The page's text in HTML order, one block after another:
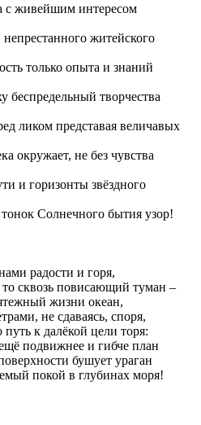
с живейшим интересом
житейского
только опыта и знаний
беспредельный творчества
ликом представая величавых
окружает, не без чувства
и горизонты звёздного
Солнечного бытия узор!
радости и горя,
то сквозь повисающий туман –
жизни океан,
не сдаваясь, споря,
к далёкой цели торя:
подвижнее и гибче план
бушует ураган
покой в глубинах моря!